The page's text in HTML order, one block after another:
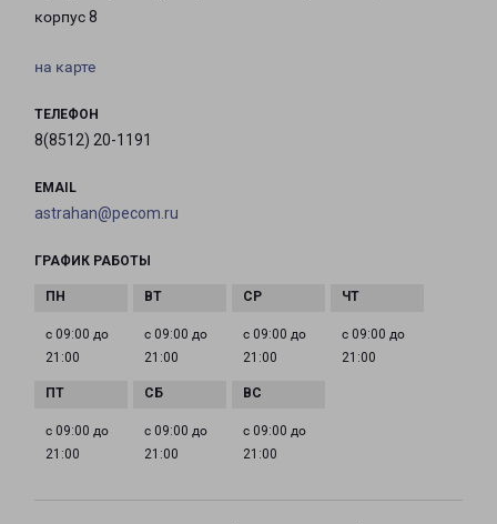
корпус 8
на карте
ТЕЛЕФОН
8(8512) 20-1191
EMAIL
astrahan@pecom.ru
ГРАФИК РАБОТЫ
с 09:00 до
21:00
с 09:00 до
21:00
с 09:00 до
21:00
с 09:00 до
21:00
с 09:00 до
21:00
с 09:00 до
21:00
с 09:00 до
21:00